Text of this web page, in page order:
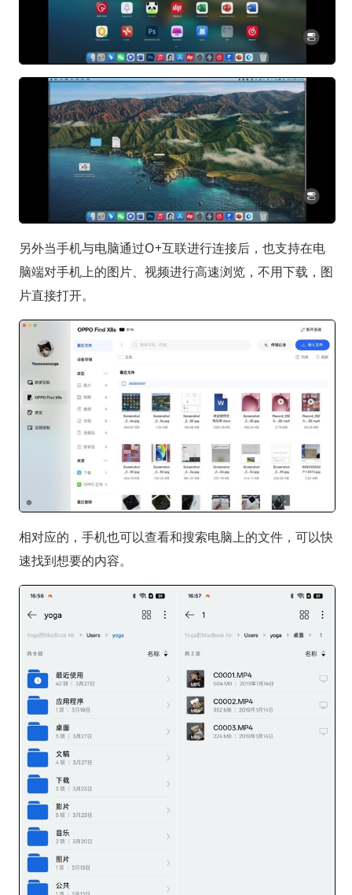
另外当手机与电脑通过O+互联进行连接后，也支持在电
脑端对手机上的图片、视频进行高速浏览，不用下载，图
片直接打开。
相对应的，手机也可以查看和搜索电脑上的文件，可以快
速找到想要的内容。